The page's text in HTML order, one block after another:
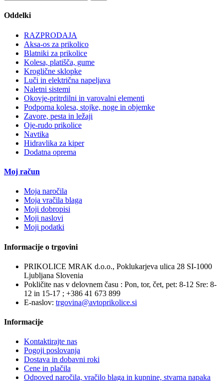
Oddelki
RAZPRODAJA
Aksa-os za prikolico
Blatniki za prikolice
Kolesa, platišča, gume
Kroglične sklopke
Luči in električna napeljava
Naletni sistemi
Okovje-pritrdilni in varovalni elementi
Podporna kolesa, stojke, noge in objemke
Zavore, pesta in ležaji
Oje-rudo prikolice
Navtika
Hidravlika za kiper
Dodatna oprema
Moj račun
Moja naročila
Moja vračila blaga
Moji dobropisi
Moji naslovi
Moji podatki
Informacije o trgovini
PRIKOLICE MRAK d.o.o., Poklukarjeva ulica 28 SI-1000
Ljubljana Slovenia
Pokličite nas v delovnem času : Pon, tor, čet, pet: 8-12 Sre: 8-
12 in 15-17 ; +386 41 673 899
E-naslov: trgovina@avtoprikolice.si
Informacije
Kontaktirajte nas
Pogoji poslovanja
Dostava in dobavni roki
Cene in plačila
Odpoved naročila, vračilo blaga in kupnine, stvarna napaka